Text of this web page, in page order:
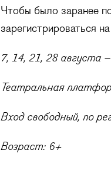
Чтобы было заранее
зарегистрироваться
7, 14, 21, 28 августа
Театральная
Вход свободный, по
Возраст: 6+